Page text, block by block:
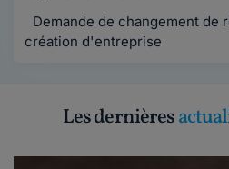
Demande de changement de
création d'entreprise
Les dernières